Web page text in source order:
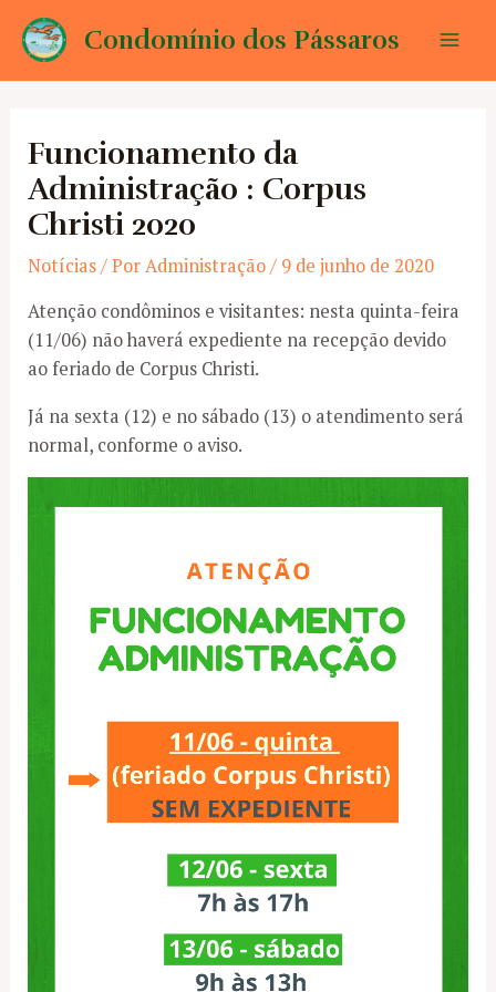
para
Condomínio dos Pássaros
Funcionamento da
Administração : Corpus
Christi 2020
Notícias/ PorAdministração/ 9 de junho de 2020
Atenção condôminos e visitantes: nesta quinta-feira
(11/06) não haverá expediente na recepção devido
ao feriado de Corpus Christi.
Já na sexta (12) e no sábado (13) o atendimento será
normal, conforme o aviso.